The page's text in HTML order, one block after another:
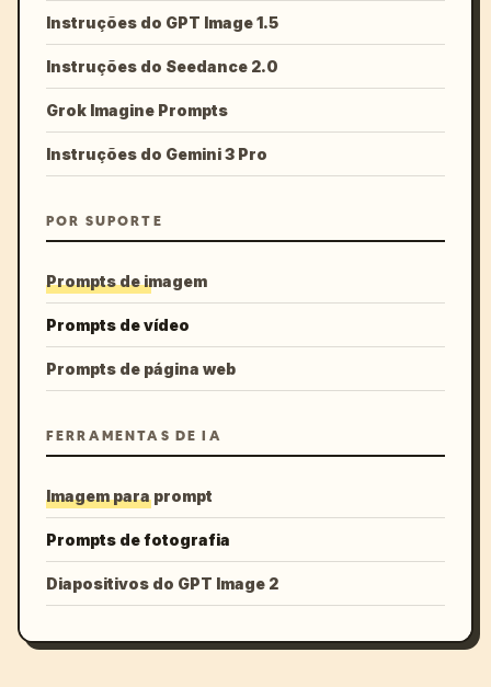
Instruções do GPT Image 1.5
Instruções do Seedance 2.0
Grok Imagine Prompts
Instruções do Gemini 3 Pro
POR SUPORTE
Prompts de imagem
Prompts de vídeo
Prompts de página web
FERRAMENTAS DE IA
Imagem para prompt
Prompts de fotografia
Diapositivos do GPT Image 2